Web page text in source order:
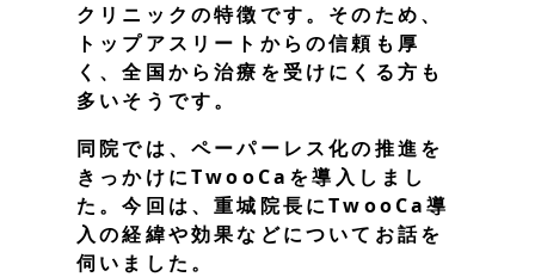
クリニックの特徴です。そのため、
トップアスリートからの信頼も厚
く、全国から治療を受けにくる方も
多いそうです。
同院では、ペーパーレス化の推進を
きっかけにTwooCaを導入しまし
た。今回は、重城院長にTwooCa導
入の経緯や効果などについてお話を
伺いました。